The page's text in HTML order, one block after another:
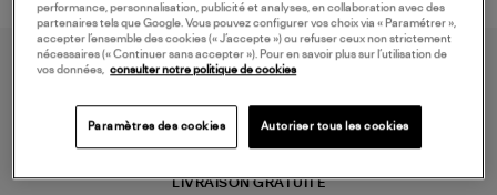
LIVRAISON GRATUITE
performance, personnalisation, publicité et analyses, en collaboration avec des
partenaires tels que Google. Vous pouvez configurer vos choix via « Paramétrer »,
accepter l’ensemble des cookies (« J’accepte ») ou refuser ceux non strictement
nécessaires (« Continuer sans accepter »). Pour en savoir plus sur l’utilisation de
vos données,
consulter notre politique de cookies
Paramètres des cookies Autoriser tous les cookies